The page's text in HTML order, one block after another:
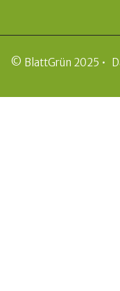
© BlattGrün 2025 •